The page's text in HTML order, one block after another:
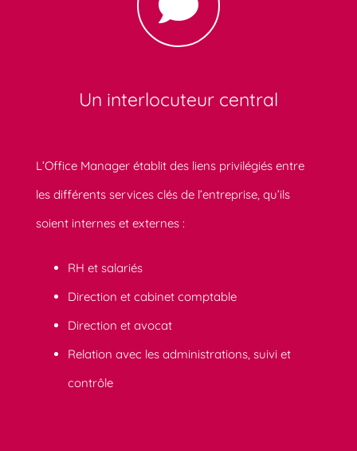
Un interlocuteur central
L’Office Manager établit des liens privilégiés entre
les différents services clés de l’entreprise, qu’ils
soient internes et externes :
RH et salariés
Direction et cabinet comptable
Direction et avocat
Relation avec les administrations, suivi et
contrôle